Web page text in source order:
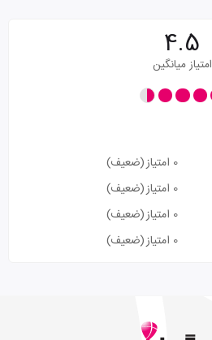
4.5
امتیاز میانگین
0 امتیاز
(ضعیف)
0 امتیاز
(ضعیف)
0 امتیاز
(ضعیف)
0 امتیاز (ضعیف)